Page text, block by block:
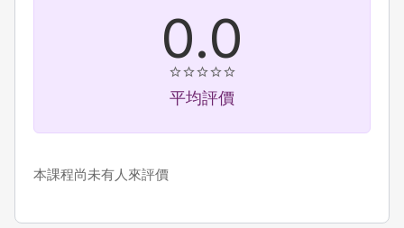
0.0
平均評價
本課程尚未有人來評價